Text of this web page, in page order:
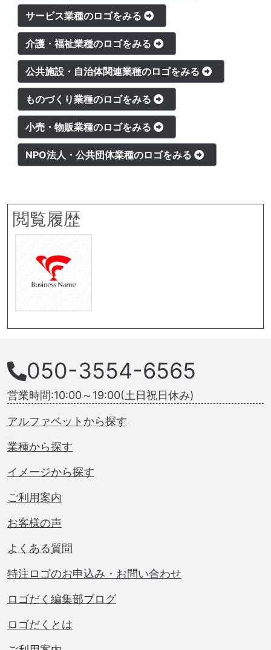
サービス業種のロゴをみる
介護・福祉業種のロゴをみる
公共施設・自治体関連業種のロゴをみる
ものづくり業種のロゴをみる
小売・物販業種のロゴをみる
NPO法人・公共団体業種のロゴをみる
閲覧履歴
050-3554-6565
営業時間:10:00～19:00(土日祝日休み)
アルファベットから探す
業種から探す
イメージから探す
ご利用案内
お客様の声
よくある質問
特注ロゴのお申込み・お問い合わせ
ロゴだく編集部ブログ
ロゴだくとは